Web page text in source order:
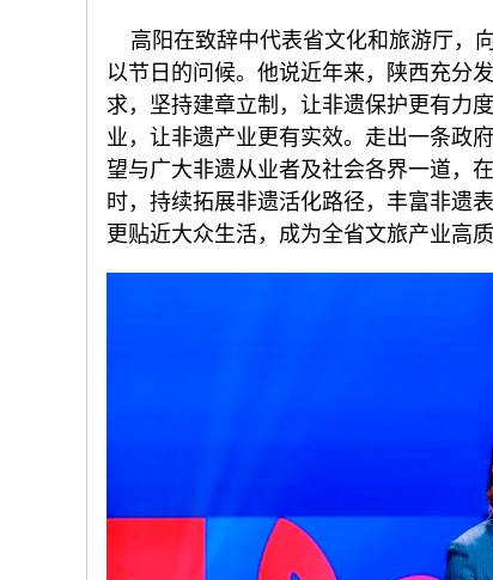
高阳在致辞中代表省文化和旅游厅，
以节日的问候。他说近年来，陕西充分
求，坚持建章立制，让非遗保护更有力
业，让非遗产业更有实效。走出一条政
望与广大非遗从业者及社会各界一道，
时，持续拓展非遗活化路径，丰富非遗
更贴近大众生活，成为全省文旅产业高